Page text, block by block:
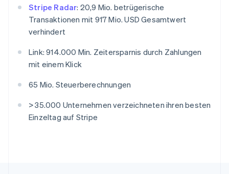
Stripe Radar: 20,9 Mio. betrügerische
Transaktionen mit 917 Mio. USD Gesamtwert
verhindert
Link: 914.000 Min. Zeitersparnis durch Zahlungen
mit einem Klick
65 Mio. Steuerberechnungen
> 35.000 Unternehmen verzeichneten ihren besten
Einzeltag auf Stripe
English Italiano
Sonderverwaltungsregion Hongkong,
China
English简体中文
Spanien
Español English
Thailand
Tschechische Republik
Ungarn
English